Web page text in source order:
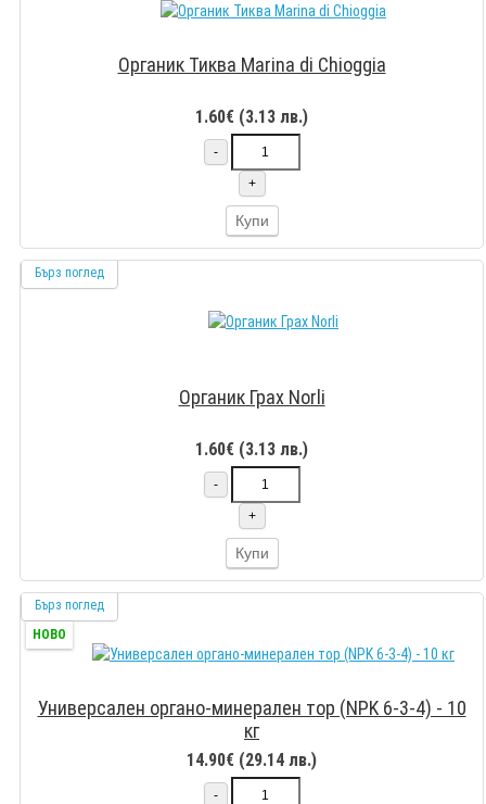
Органик Тиква Marina di Chioggia
1.60€ (3.13 лв.)
-
+
Купи
Бърз поглед
Органик Грах Norli
1.60€ (3.13 лв.)
-
+
Купи
Бърз поглед
НОВО
Универсален органо-минерален тор (NPK 6-3-4) - 10
кг
14.90€ (29.14 лв.)
-